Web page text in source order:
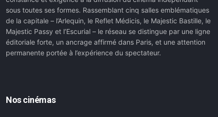
sous toutes ses formes. Rassemblant cinq salles emblématiques
de la capitale – l’Arlequin, le Reflet Médicis, le Majestic Bastille, le
Majestic Passy et l’Escurial – le réseau se distingue par une ligne
éditoriale forte, un ancrage affirmé dans Paris, et une attention
permanente portée à l’expérience du spectateur.
Nos cinémas